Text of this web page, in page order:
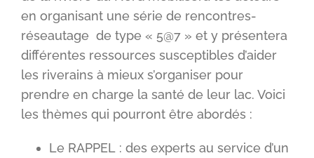
en organisant une série de rencontres-
réseautage de type « 5@7 » et y présentera
différentes ressources susceptibles d’aider
les riverains à mieux s’organiser pour
prendre en charge la santé de leur lac. Voici
les thèmes qui pourront être abordés :
Le RAPPEL : des experts au service d’un